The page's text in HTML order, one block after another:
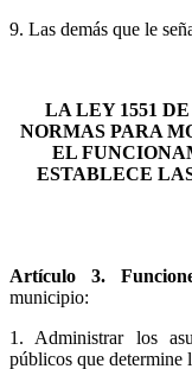
9. Las demás que le
LA LEY 1551 DE
NORMAS PARA
EL
ESTABLECE
Artículo 3.
municipio:
1. Administrar los
públicos que determine